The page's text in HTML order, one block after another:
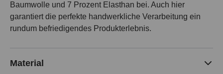
Baumwolle und 7 Prozent Elasthan bei. Auch hier
garantiert die perfekte handwerkliche Verarbeitung ein
rundum befriedigendes Produkterlebnis.
Material